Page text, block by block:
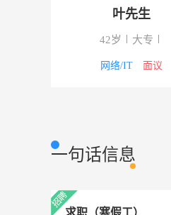
市场营销
企划经理 市场营销
叶先生
42岁 大专
网络/IT 面议
一句话信息